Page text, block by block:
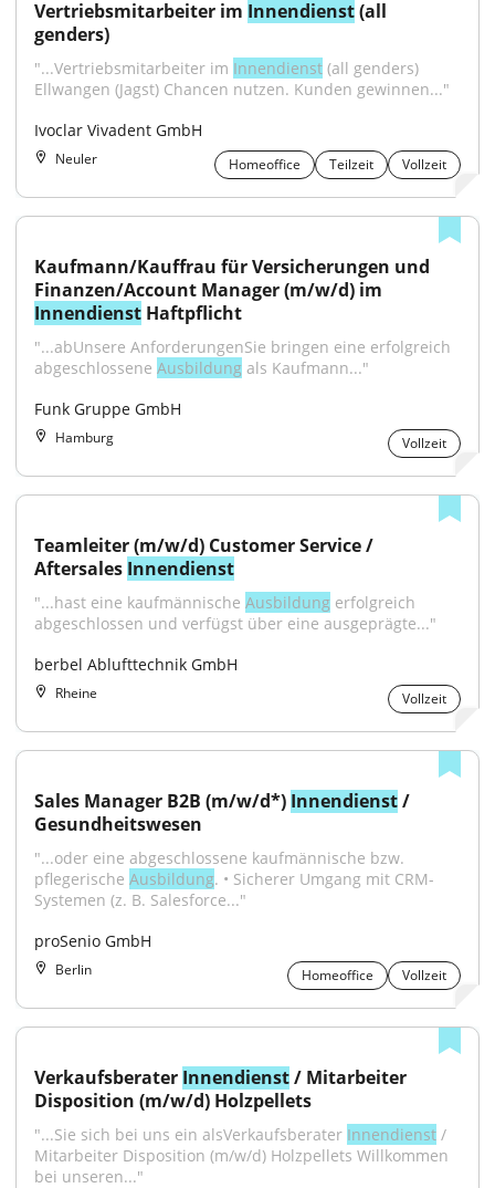
Vertriebsmitarbeiter im Innendienst (all
genders)
"...Vertriebsmitarbeiter im Innendienst (all genders)
Ellwangen (Jagst) Chancen nutzen. Kunden gewinnen..."
Ivoclar Vivadent GmbH
Neuler Homeoffice Teilzeit Vollzeit
Kaufmann/Kauffrau für Versicherungen und
Innendienst Haftpflicht
"...abUnsere AnforderungenSie bringen eine erfolgreich
abgeschlossene Ausbildung als Kaufmann..."
Funk Gruppe GmbH
Hamburg Vollzeit
Teamleiter (m/w/d) Customer Service /
Aftersales Innendienst
"...hast eine kaufmännische Ausbildung erfolgreich
abgeschlossen und verfügst über eine ausgeprägte..."
berbel Ablufttechnik GmbH
Rheine Vollzeit
Sales Manager B2B (m/w/d*) Innendienst /
Gesundheitswesen
"...oder eine abgeschlossene kaufmännische bzw.
pflegerische Ausbildung. • Sicherer Umgang mit CRM-
Systemen (z. B. Salesforce..."
proSenio GmbH
Berlin Homeoffice Vollzeit
Verkaufsberater Innendienst / Mitarbeiter
Disposition (m/w/d) Holzpellets
"...Sie sich bei uns ein alsVerkaufsberater Innendienst /
Mitarbeiter Disposition (m/w/d) Holzpellets Willkommen
bei unseren..."